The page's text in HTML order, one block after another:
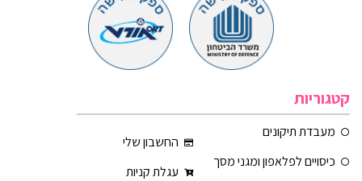
קטגוריות
מעבדת תיקונים
כיסויים לפלאפון ומגני מסך
החשבון שלי
עגלת קניות